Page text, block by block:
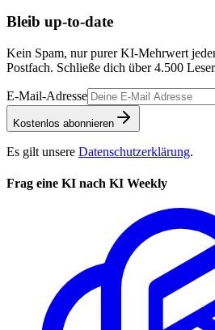
Bleib up-to-date
Kein Spam, nur purer KI-Mehrwert
Postfach. Schließe dich über4.500
E-Mail-Adresse
Kostenlos abonnieren
Es gilt unsere Datenschutzerklärung.
Frag eine KI nach KI Weekly